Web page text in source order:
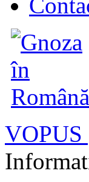
VOPUS